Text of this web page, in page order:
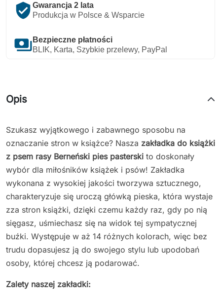
verified_user Gwarancja 2 lata
Produkcja w Polsce & Wsparcie
payments Bezpieczne płatności
BLIK, Karta, Szybkie przelewy, PayPal
Opis
Szukasz wyjątkowego i zabawnego sposobu na
oznaczanie stron w książce? Nasza zakładka do książki
z psem rasy Berneński pies pasterski to doskonały
wybór dla miłośników książek i psów! Zakładka
wykonana z wysokiej jakości tworzywa sztucznego,
charakteryzuje się uroczą główką pieska, która wystaje
zza stron książki, dzięki czemu każdy raz, gdy po nią
sięgasz, uśmiechasz się na widok tej sympatycznej
buźki. Występuje w aż 14 różnych kolorach, więc bez
trudu dopasujesz ją do swojego stylu lub upodobań
osoby, której chcesz ją podarować.
Zalety naszej zakładki: